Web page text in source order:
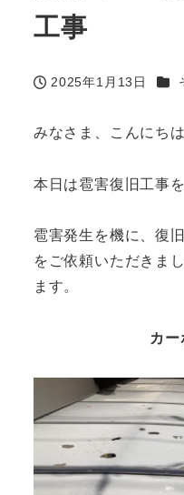
工事
投稿日
2025年1月13日 カ
みなさま、こんにちは
本日は雹害復旧工事
雹害発生を機に、復
をご依頼いただきま
ます。
カ